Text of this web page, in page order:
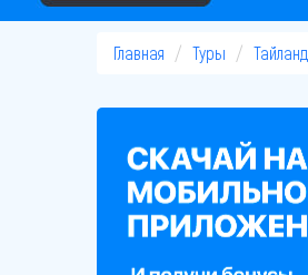
Главная Туры Тайланд